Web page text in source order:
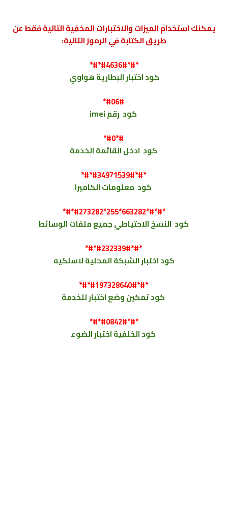
يمكنك استخدام الميزات والاختبارات المخفية التالية فقط عن
طريق الكتابة في الرموز التالية:
*#*#4636#*#*
كود اختبار البطارية هواوي
*#06#
كود رقم imei
*#0*#
كود ادخل القائمة الخدمة
*#*#34971539#*#*
كود معلومات الكاميرا
*#*#273282*255*663282*#*#*
كود النسخ الاحتياطي جميع ملفات الوسائط
*#*#232339#*#*
كوداختبار الشبكة المحلية لاسلكيه
*#*#197328640#*#*
كودتمكين وضع اختبار للخدمة
*#*#0842#*#*
كودالخلفية اختبار الضوء